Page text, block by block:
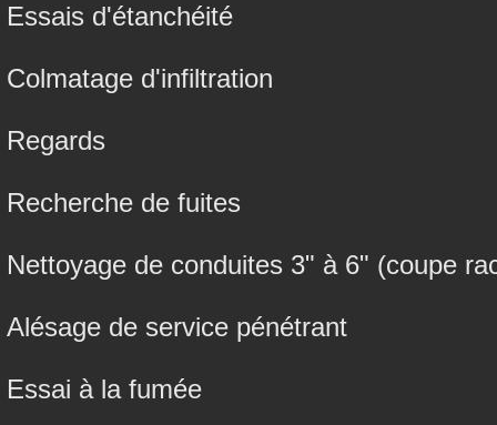
Essais d'étanchéité
Colmatage d'infiltration
Regards
Recherche de fuites
Nettoyage de conduites 3" à 6" (coupe
Alésage de service pénétrant
Essai à la fumée